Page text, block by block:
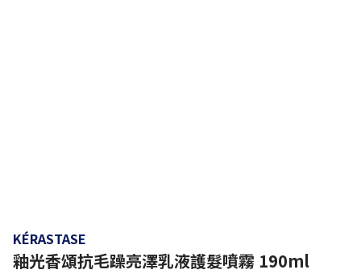
KÉRASTASE
釉光香頌抗毛躁亮澤乳液護髮噴霧 190ml